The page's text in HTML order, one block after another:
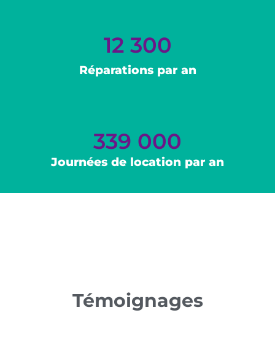
Réparations par an
12 300
Journées de location par an
339 000
Témoignages